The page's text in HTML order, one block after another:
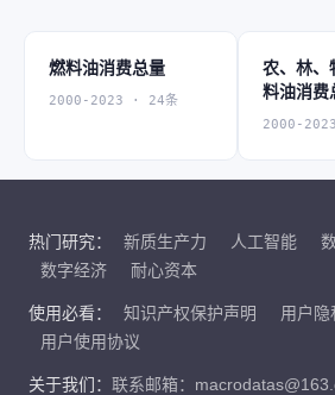
燃料油消费总量
2000-2023 · 24条
农、林、
料油消费
2000-
热门研究： 新质生产力 人工智能
数字经济
耐心资本
使用必看： 知识产权保护声明
用户隐
用户使用协议
关于我们： 联系邮箱：